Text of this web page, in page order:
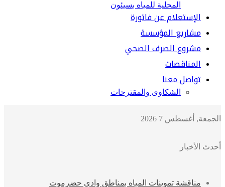
المحلية للمياه بسيئون
الإستعلام عن فاتورة
مشاريع المؤسسة
مشروع الصرف الصحي
المناقصات
تواصل معنا
الشكاوى والمقترحات
الجمعة, أغسطس 7 2026
أحدث الأخبار
مناقشة تموينات المياه بمناطق وادي حضرموت